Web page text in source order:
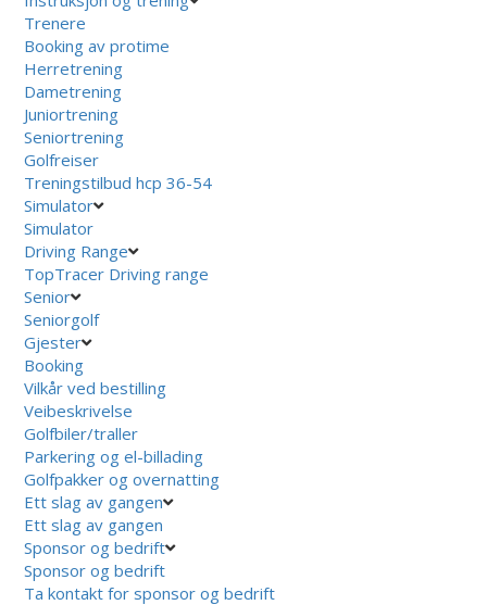
Trenere
Booking av protime
Herretrening
Dametrening
Juniortrening
Seniortrening
Golfreiser
Treningstilbud hcp 36-54
Simulator
Simulator
Driving Range
TopTracer Driving range
Senior
Seniorgolf
Gjester
Booking
Vilkår ved bestilling
Veibeskrivelse
Golfbiler/traller
Parkering og el-billading
Golfpakker og overnatting
Ett slag av gangen
Ett slag av gangen
Sponsor og bedrift
Sponsor og bedrift
Ta kontakt for sponsor og bedrift